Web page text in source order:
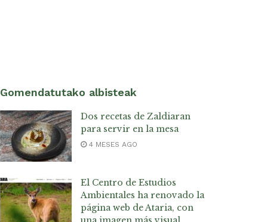
Gomendatutako albisteak
Dos recetas de Zaldiaran
para servir en la mesa
4 MESES AGO
El Centro de Estudios
Ambientales ha renovado la
página web de Ataria, con